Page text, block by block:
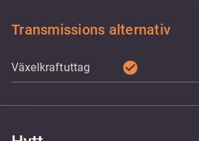
Transmissions alternativ
Växelkraftuttag check_circle